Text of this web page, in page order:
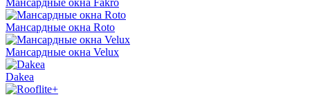
Мансардные окна Fakro
Мансардные окна Roto
Мансардные окна Velux
Dakea